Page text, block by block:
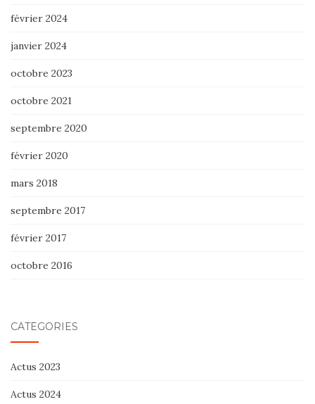
février 2024
janvier 2024
octobre 2023
octobre 2021
septembre 2020
février 2020
mars 2018
septembre 2017
février 2017
octobre 2016
CATÉGORIES
Actus 2023
Actus 2024